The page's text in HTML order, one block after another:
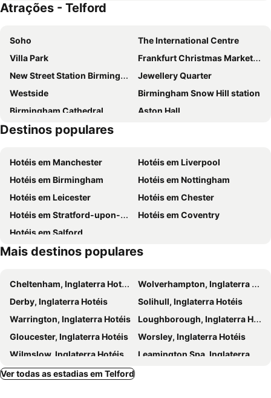
Atrações - Telford
Soho
The International Centre
Villa Park
Frankfurt Christmas Market Birmingham
New Street Station Birmingham
Jewellery Quarter
Westside
Birmingham Snow Hill station
Birmingham Cathedral
Aston Hall
Hamstead
The ICC Birmingham
City Centre Core
Moseley
Blists Hill Victorian Town
UNESCO Ironbridge Gorge
RAF Museum Cosford
Wightwick Manor
Dudley Zoological Gardens
Severn Valley Railway
New Frankley
Pype Hayes
Falcon Lodge
Council House
Broad Street Birmingham
Greet
Perry Beeches
Destinos populares
Hotéis em Manchester
Hotéis em Liverpool
Hotéis em Birmingham
Hotéis em Nottingham
Hotéis em Leicester
Hotéis em Chester
Hotéis em Stratford-upon-Avon
Hotéis em Coventry
Hotéis em Salford
Mais destinos populares
Cheltenham, Inglaterra Hotéis
Wolverhampton, Inglaterra Hotéis
Derby, Inglaterra Hotéis
Solihull, Inglaterra Hotéis
Warrington, Inglaterra Hotéis
Loughborough, Inglaterra Hotéis
Gloucester, Inglaterra Hotéis
Worsley, Inglaterra Hotéis
Wilmslow, Inglaterra Hotéis
Leamington Spa, Inglaterra Hotéis
Chipping Campden, Inglaterra Hotéis
Ver todas as estadias em Telford